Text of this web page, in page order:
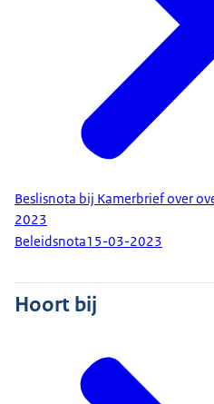
Beslisnota bij Kamerbrief over
2023
Beleidsnota15-03-2023
Hoort bij